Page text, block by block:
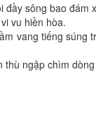
sông bao đám
vu hiền hòa.
vang tiếng súng
thù ngập chìm